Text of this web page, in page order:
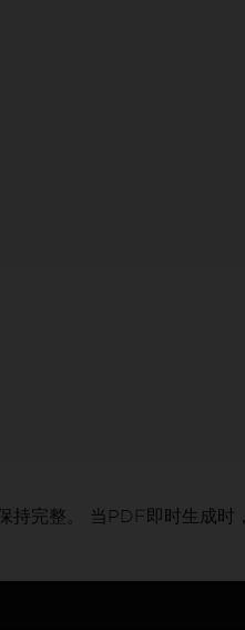
持完整。 当PDF即时生成时